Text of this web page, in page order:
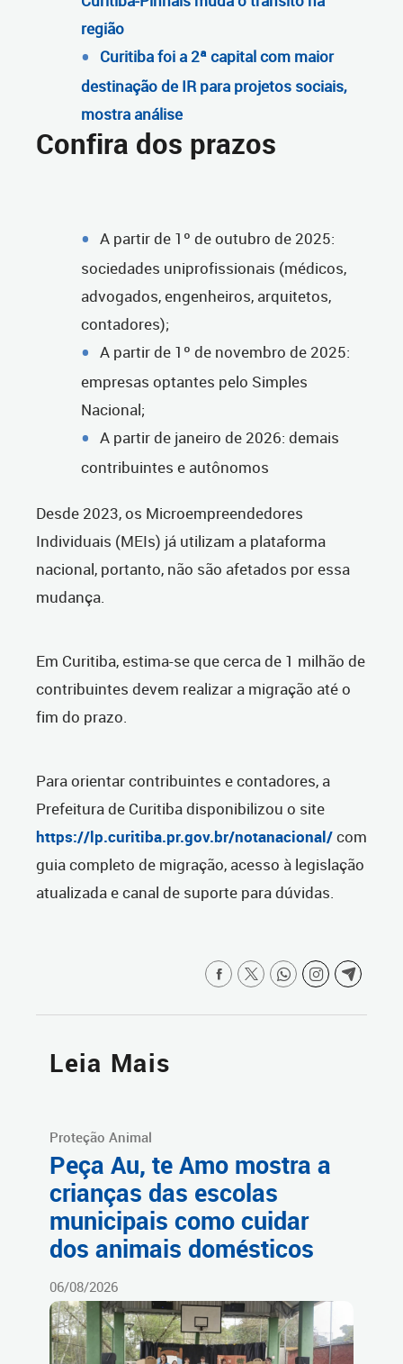
região
Curitiba foi a 2ª capital com maior
destinação de IR para projetos sociais,
mostra análise
Confira dos prazos
A partir de 1º de outubro de 2025:
sociedades uniprofissionais (médicos,
advogados, engenheiros, arquitetos,
contadores);
A partir de 1º de novembro de 2025:
empresas optantes pelo Simples
Nacional;
A partir de janeiro de 2026: demais
contribuintes e autônomos
Desde 2023, os Microempreendedores
Individuais (MEIs) já utilizam a plataforma
nacional, portanto, não são afetados por essa
mudança.
Em Curitiba, estima-se que cerca de 1 milhão de
contribuintes devem realizar a migração até o
fim do prazo.
Para orientar contribuintes e contadores, a
Prefeitura de Curitiba disponibilizou o site
https://lp.curitiba.pr.gov.br/notanacional/com
guia completo de migração, acesso à legislação
atualizada e canal de suporte para dúvidas.
Leia Mais
Proteção Animal
Peça Au, te Amo mostra a
crianças das escolas
municipais como cuidar
dos animais domésticos
06/08/2026